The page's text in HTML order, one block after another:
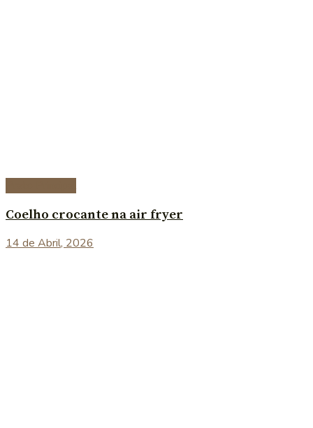
Coelho crocante na air fryer
14 de Abril, 2026